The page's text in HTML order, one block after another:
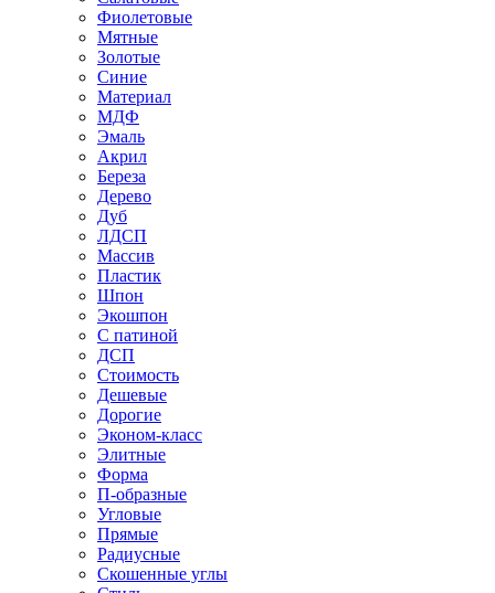
Фиолетовые
Мятные
Золотые
Синие
Материал
МДФ
Эмаль
Акрил
Береза
Дерево
Дуб
ЛДСП
Массив
Пластик
Шпон
Экошпон
С патиной
ДСП
Стоимость
Дешевые
Дорогие
Эконом-класс
Элитные
Форма
П-образные
Угловые
Прямые
Радиусные
Скошенные углы